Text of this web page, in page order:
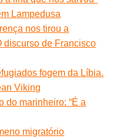
Lampedusa
nos tirou a
discurso de Francisco
fogem da Líbia.
Viking
do marinheiro: “É a
migratório